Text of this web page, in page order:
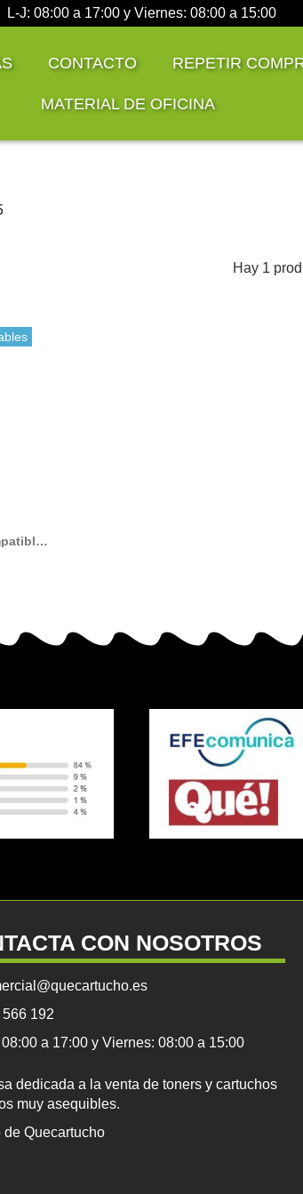
L-J: 08:00 a 17:00 y Viernes: 08:00 a 15:00
CONTACTO REPETIR
MATERIAL DE OFICINA
Hay 1
CON NOSOTROS
192
08:00 a 17:00 y Viernes: 08:00 a 15:00
dedicada a la venta de toners y cartuchos
muy asequibles.
de Quecartucho